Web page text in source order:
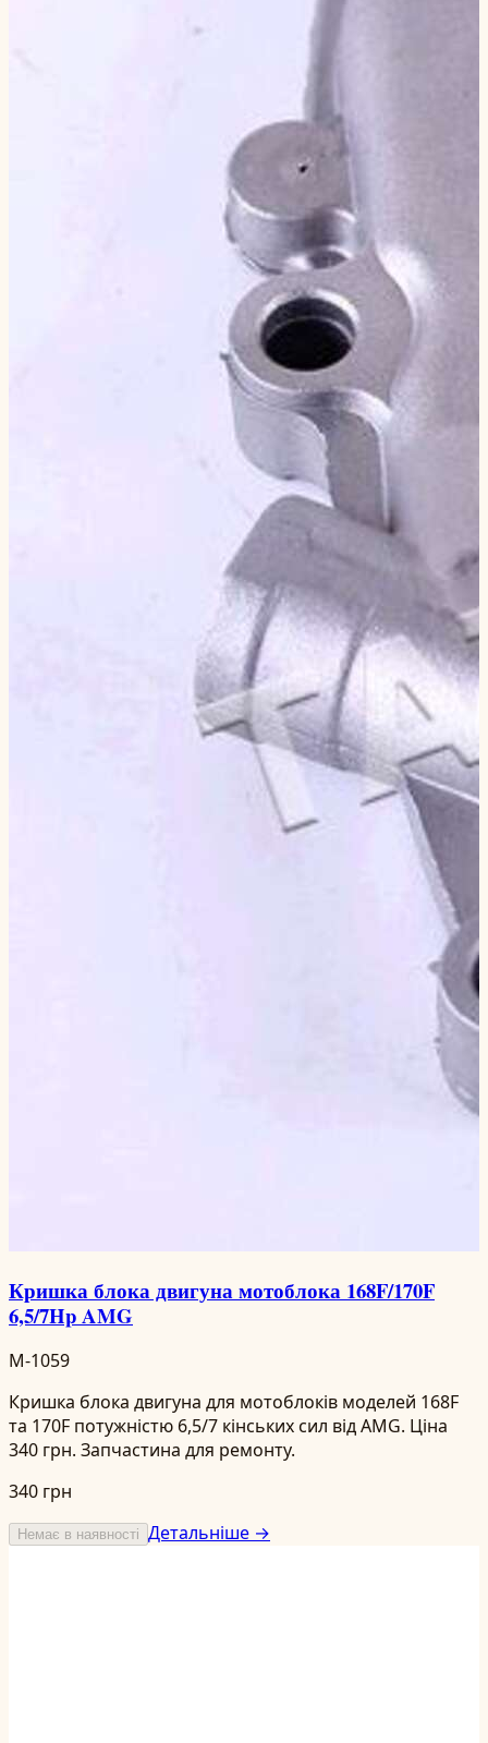
Кришка блока двигуна мотоблока 168F/170F
6,5/7Hp AMG
M-1059
Кришка блока двигуна для мотоблоків моделей 168F
та 170F потужністю 6,5/7 кінських сил від AMG. Ціна
340 грн. Запчастина для ремонту.
340 грн
Немає в наявності Детальніше →